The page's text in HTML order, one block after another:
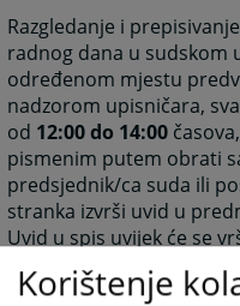
Razgledanje i
radnog dana u sudskom
određenom mjestu
nadzorom upisničara,
od 12:00 do 14:00
pismenim putem obrati
predsjednik/ca suda ili
stranka izvrši uvid u
Uvid u spis uvijek će se
radnika suda.
Korištenje